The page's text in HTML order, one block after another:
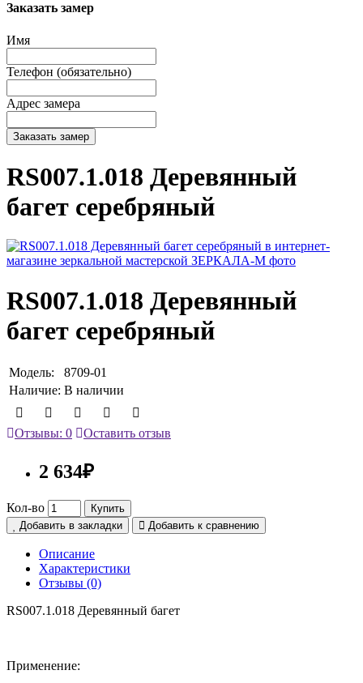
Заказать замер
Имя
Телефон (обязательно)
Адрес замера
Заказать замер
RS007.1.018 Деревянный
багет серебряный
RS007.1.018 Деревянный
багет серебряный
Модель:
8709-01
Наличие: В наличии
Отзывы: 0 Оставить отзыв
2 634₽
Кол-во
Купить
Добавить в закладки
Добавить к сравнению
Описание
Характеристики
Отзывы (0)
RS007.1.018 Деревянный багет
Применение: